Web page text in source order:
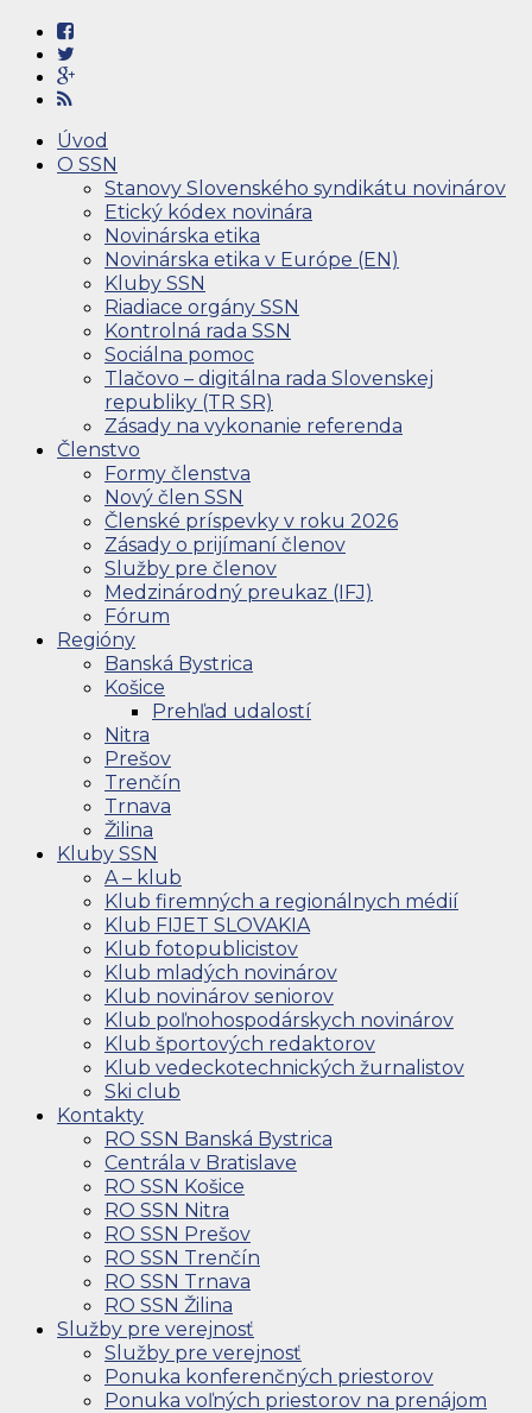
Úvod
O SSN
Stanovy Slovenského syndikátu novinárov
Etický kódex novinára
Novinárska etika
Novinárska etika v Európe (EN)
Kluby SSN
Riadiace orgány SSN
Kontrolná rada SSN
Sociálna pomoc
Tlačovo – digitálna rada Slovenskej
republiky (TR SR)
Zásady na vykonanie referenda
Členstvo
Formy členstva
Nový člen SSN
Členské príspevky v roku 2026
Zásady o prijímaní členov
Služby pre členov
Medzinárodný preukaz (IFJ)
Fórum
Regióny
Banská Bystrica
Košice
Prehľad udalostí
Nitra
Prešov
Trenčín
Trnava
Žilina
Kluby SSN
A – klub
Klub firemných a regionálnych médií
Klub FIJET SLOVAKIA
Klub fotopublicistov
Klub mladých novinárov
Klub novinárov seniorov
Klub poľnohospodárskych novinárov
Klub športových redaktorov
Klub vedeckotechnických žurnalistov
Ski club
Kontakty
RO SSN Banská Bystrica
Centrála v Bratislave
RO SSN Košice
RO SSN Nitra
RO SSN Prešov
RO SSN Trenčín
RO SSN Trnava
RO SSN Žilina
Služby pre verejnosť
Služby pre verejnosť
Ponuka konferenčných priestorov
Ponuka voľných priestorov na prenájom